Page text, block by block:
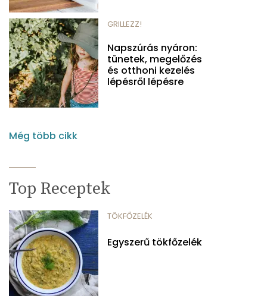
GRILLEZZ!
Napszúrás nyáron:
tünetek, megelőzés
és otthoni kezelés
lépésről lépésre
Még több cikk
Top Receptek
TÖKFŐZELÉK
Egyszerű tökfőzelék